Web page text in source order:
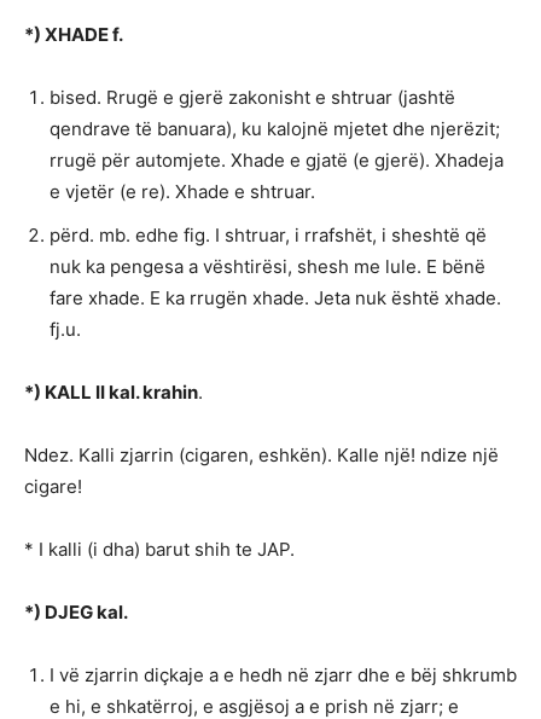
*) XHADE f.
bised. Rrugë e gjerë zakonisht e shtruar (jashtë
qendrave të banuara), ku kalojnë mjetet dhe njerëzit;
rrugë për automjete. Xhade e gjatë (e gjerë). Xhadeja
e vjetër (e re). Xhade e shtruar.
përd. mb. edhe fig. I shtruar, i rrafshët, i sheshtë që
nuk ka pengesa a vështirësi, shesh me lule. E bënë
fare xhade. E ka rrugën xhade. Jeta nuk është xhade.
fj.u.
*) KALL II kal. krahin.
Ndez. Kalli zjarrin (cigaren, eshkën). Kalle një! ndize një
cigare!
* I kalli (i dha) barut shih te JAP.
*) DJEG kal.
I vë zjarrin diçkaje a e hedh në zjarr dhe e bëj shkrumb
e hi, e shkatërroj, e asgjësoj a e prish në zjarr; e